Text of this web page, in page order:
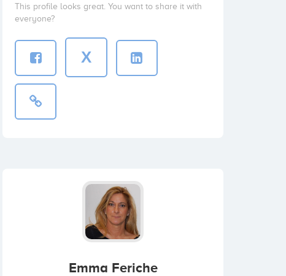
This profile looks great. You want to share it with
everyone?
X
Emma Feriche